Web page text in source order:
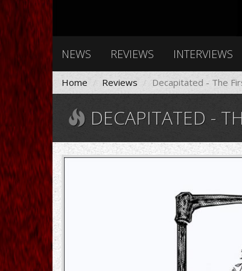
NEWS REVIEWS INTERVIEWS
Home Reviews Decapitated - The
DECAPITATED -
The-
First-
Damned-
Decapitated.jpg